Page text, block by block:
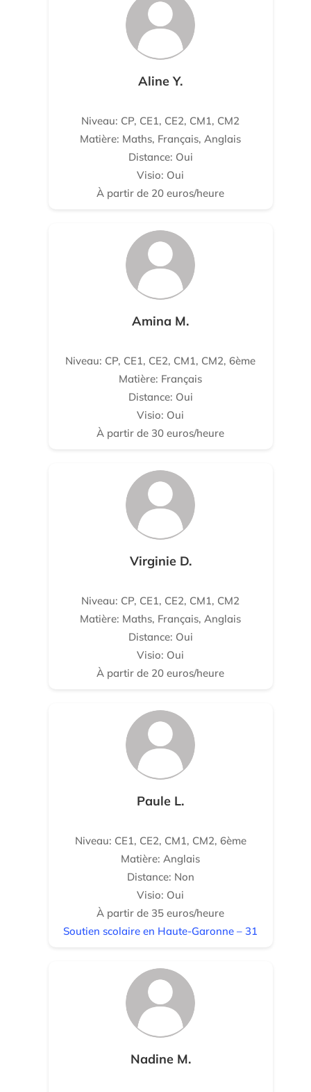
Aline Y.
Niveau: CP, CE1, CE2, CM1, CM2
Matière: Maths, Français, Anglais
Distance: Oui
Visio: Oui
À partir de 20 euros/heure
Amina M.
Niveau: CP, CE1, CE2, CM1, CM2, 6ème
Matière: Français
Distance: Oui
Visio: Oui
À partir de 30 euros/heure
Virginie D.
Niveau: CP, CE1, CE2, CM1, CM2
Matière: Maths, Français, Anglais
Distance: Oui
Visio: Oui
À partir de 20 euros/heure
Paule L.
Niveau: CE1, CE2, CM1, CM2, 6ème
Matière: Anglais
Distance: Non
Visio: Oui
À partir de 35 euros/heure
Soutien scolaire en Haute-Garonne – 31
Nadine M.